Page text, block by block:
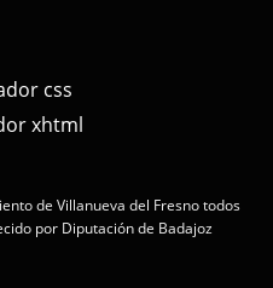
de Villanueva del Fresno todos
por Diputación de Badajoz